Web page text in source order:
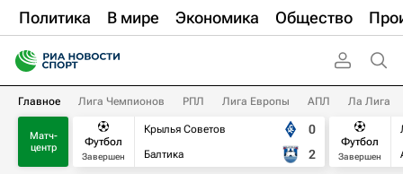
Политика В мире Экономика Общество
Главное Лига Чемпионов РПЛ Лига Европы АПЛ Ла Лига
Матч-
центр
Футбол
Завершен
Крылья Советов
Балтика
0
2
Футбол
Завершен